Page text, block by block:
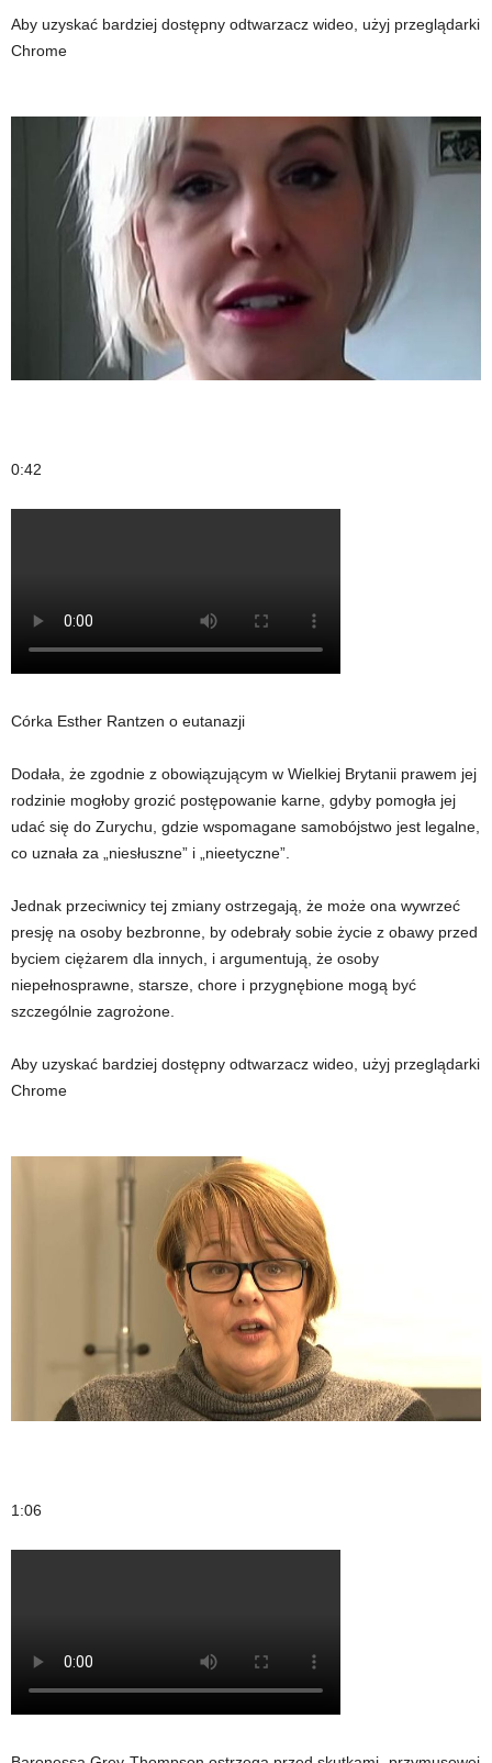
Aby uzyskać bardziej dostępny odtwarzacz wideo, użyj przeglądarki
Chrome
0:42
Córka Esther Rantzen o eutanazji
Dodała, że ​​zgodnie z obowiązującym w Wielkiej Brytanii prawem jej
rodzinie mogłoby grozić postępowanie karne, gdyby pomogła jej
udać się do Zurychu, gdzie wspomagane samobójstwo jest legalne,
co uznała za „niesłuszne” i „nieetyczne”.
Jednak przeciwnicy tej zmiany ostrzegają, że może ona wywrzeć
presję na osoby bezbronne, by odebrały sobie życie z obawy przed
byciem ciężarem dla innych, i argumentują, że osoby
niepełnosprawne, starsze, chore i przygnębione mogą być
szczególnie zagrożone.
Aby uzyskać bardziej dostępny odtwarzacz wideo, użyj przeglądarki
Chrome
1:06